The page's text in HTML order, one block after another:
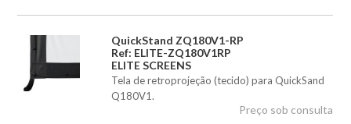
QuickStand ZQ180V1-RP
Ref: ELITE-ZQ180V1RP
ELITE SCREENS
Tela de retroprojeção (tecido) para QuickSand
Q180V1.
Preço sob consulta